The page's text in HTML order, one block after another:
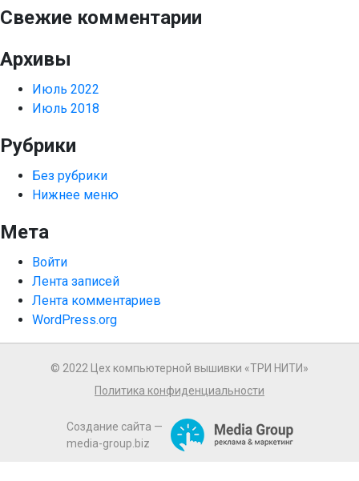
Свежие комментарии
Архивы
Июль 2022
Июль 2018
Рубрики
Без рубрики
Нижнее меню
Мета
Войти
Лента записей
Лента комментариев
WordPress.org
© 2022 Цех компьютерной вышивки «ТРИ НИТИ»
Политика конфиденциальности
Создание сайта —
media-group.biz